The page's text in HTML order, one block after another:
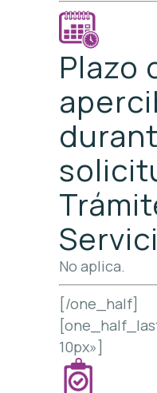
Plazo
No aplica.
[/one_half]
10px»]